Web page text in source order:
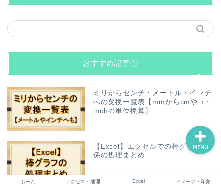
おすすめ記事①
ミリからセンチ・メートル・インチ
への変換一覧表【mmからcmやm・
inchの単位換算】
【Excel】エクセルでの棒グラフ関
係の処理まとめ
ホーム アクセス・地理 Excel イメージ・印象
MENU
ホーム
アクセス・地理
イメージ・印象